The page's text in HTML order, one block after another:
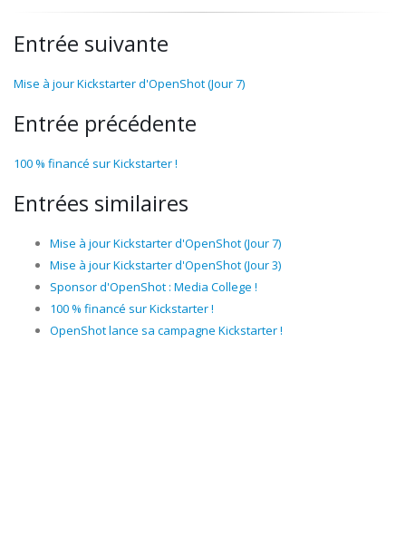
Entrée suivante
Mise à jour Kickstarter d'OpenShot (Jour 7)
Entrée précédente
100 % financé sur Kickstarter !
Entrées similaires
Mise à jour Kickstarter d'OpenShot (Jour 7)
Mise à jour Kickstarter d'OpenShot (Jour 3)
Sponsor d'OpenShot : Media College !
100 % financé sur Kickstarter !
OpenShot lance sa campagne Kickstarter !